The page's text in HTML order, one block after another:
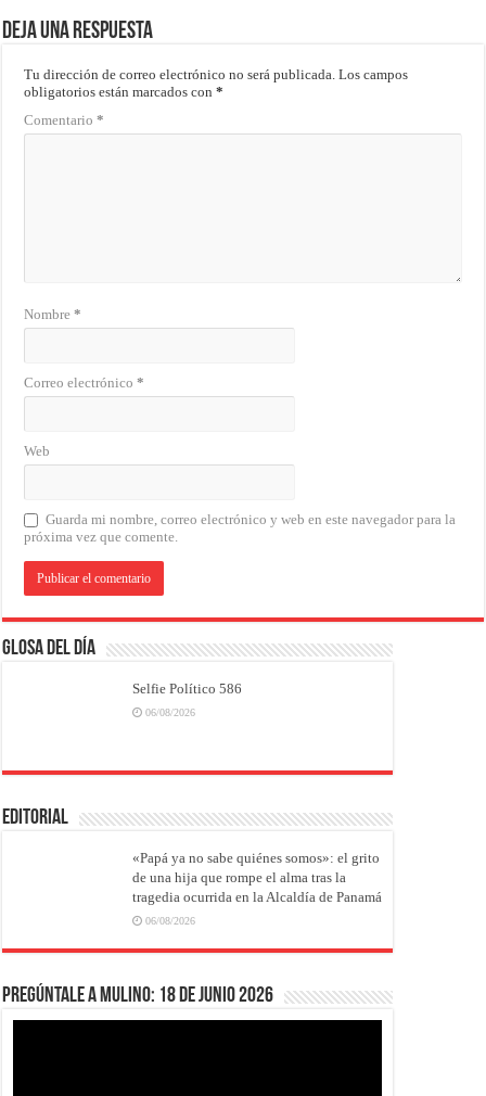
Deja una respuesta
Tu dirección de correo electrónico no será publicada. Los campos
obligatorios están marcados con*
Comentario*
Nombre*
Correo electrónico*
Web
Guarda mi nombre, correo electrónico y web en este navegador para la
próxima vez que comente.
Glosa del Día
Selfie Político 586
06/08/2026
EDITORIAL
«Papá ya no sabe quiénes somos»: el grito
de una hija que rompe el alma tras la
tragedia ocurrida en la Alcaldía de Panamá
06/08/2026
Pregúntale a Mulino: 18 de junio 2026